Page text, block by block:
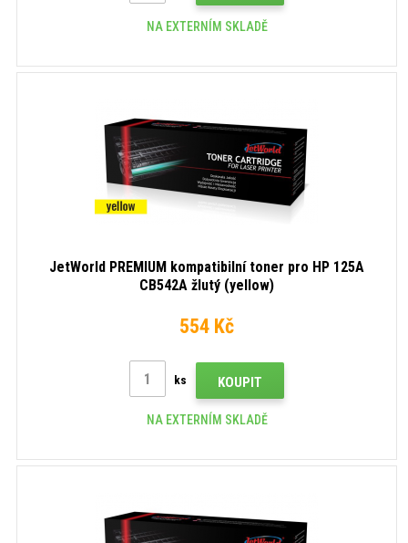
NA EXTERNÍM SKLADĚ
JetWorld PREMIUM kompatibilní toner pro HP 125A
CB542A žlutý (yellow)
554 Kč
ks KOUPIT
NA EXTERNÍM SKLADĚ